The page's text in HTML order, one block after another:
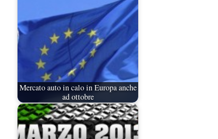
Mercato auto in calo in Europa anche
ad ottobre